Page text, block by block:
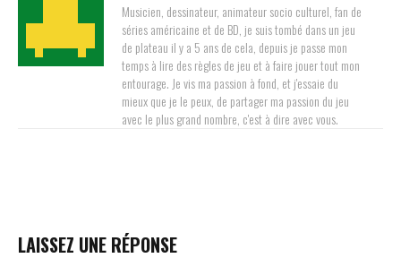
Musicien, dessinateur, animateur socio culturel, fan de
séries américaine et de BD, je suis tombé dans un jeu
de plateau il y a 5 ans de cela, depuis je passe mon
temps à lire des règles de jeu et à faire jouer tout mon
entourage. Je vis ma passion à fond, et j'essaie du
mieux que je le peux, de partager ma passion du jeu
avec le plus grand nombre, c'est à dire avec vous.
LAISSEZ UNE RÉPONSE